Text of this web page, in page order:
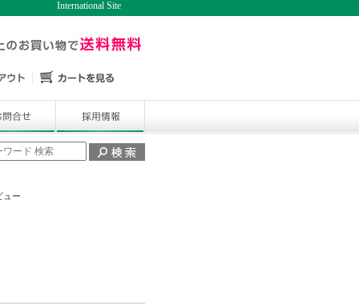
International Site
ュー